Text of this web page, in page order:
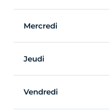
Mercredi
Jeudi
Vendredi